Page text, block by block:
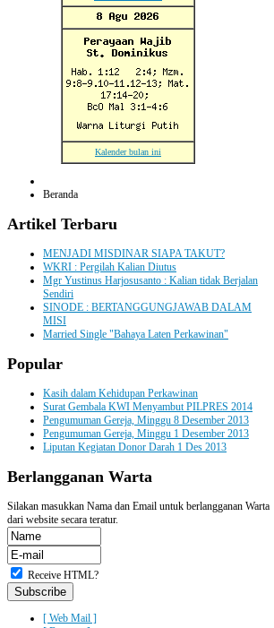
Kalender bulan ini
Beranda
Artikel Terbaru
MENJADI MISDINAR SIAPA TAKUT?
WKRI : Pergilah Kalian Diutus
Mgr Yustinus Harjosusanto : Kalian tidak Berjalan
Sendiri
SINODE : BERTANGGUNGJAWAB DALAM
MISI
Married Single "Bahaya Laten Perkawinan"
Popular
Kasih dalam Kehidupan Perkawinan
Surat Gembala KWI Menyambut PILPRES 2014
Pengumuman Gereja, Minggu 8 Desember 2013
Pengumuman Gereja, Minggu 1 Desember 2013
Liputan Kegiatan Donor Darah 1 Des 2013
Berlangganan Warta
Silakan masukkan Nama dan Email untuk berlangganan Warta
dari website secara teratur.
Receive HTML?
[ Web Mail ]